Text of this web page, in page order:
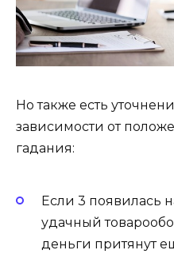
Но также есть
зависимости от
гадания:
Если 3 появилась
удач­ный
день­ги притянут